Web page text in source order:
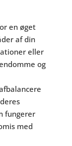
en øget
af din
eller
og
fungerer
med